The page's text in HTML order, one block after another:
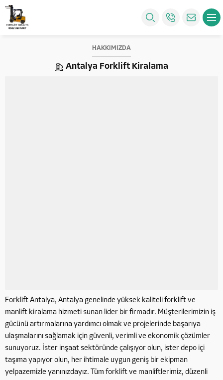
HAKKIMIZDA
Antalya Forklift Kiralama
Forklift Antalya, Antalya genelinde yüksek kaliteli forklift ve
manlift kiralama hizmeti sunan lider bir firmadır. Müşterilerimizin iş
gücünü artırmalarına yardımcı olmak ve projelerinde başarıya
ulaşmalarını sağlamak için güvenli, verimli ve ekonomik çözümler
sunuyoruz. İster inşaat sektöründe çalışıyor olun, ister depo içi
taşıma yapıyor olun, her ihtimale uygun geniş bir ekipman
yelpazemizle yanınızdayız. Tüm forklift ve manliftlerimiz, düzenli